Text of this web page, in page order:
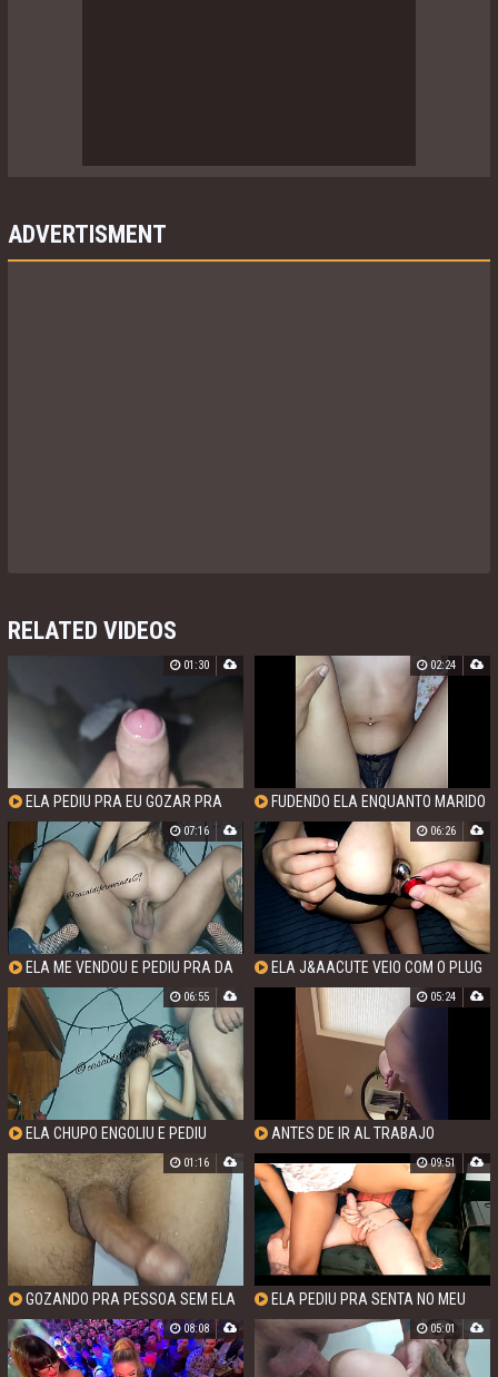
ADVERTISMENT
RELATED VIDEOS
ELA PEDIU PRA EU GOZAR PRA
ELA!
01:30
FUDENDO ELA ENQUANTO MARIDO
FOI TRABALHAR
02:24
ELA ME VENDOU E PEDIU PRA DA
UMA CAVALGADA .
07:16
ELA J&AACUTE VEIO COM O PLUG
ANAL E ESTAVA PRONTA PRA DAR O
CUZINHO
06:26
ELA CHUPO ENGOLIU E PEDIU
BANHO DE LEITE
06:55
ANTES DE IR AL TRABAJO
05:24
GOZANDO PRA PESSOA SEM ELA
SABER QUE GOZO DIRETO PRA ELA
01:16
ELA PEDIU PRA SENTA NO MEU
COLO E LOGO FIQUEI ECITADO
09:51
08:08 05:01